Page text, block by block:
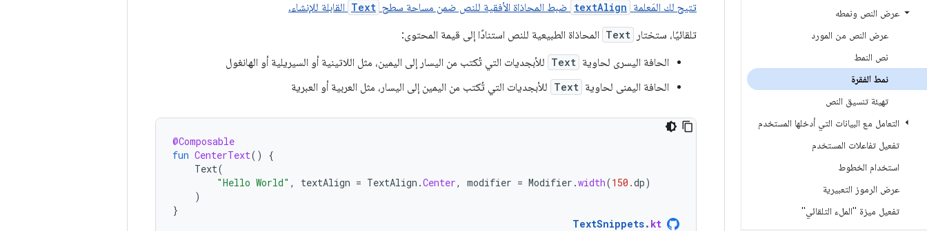
عرض النص ونمطه
عرض النص من المورد
نص النمط
نمط الفقرة
تهيئة تنسيق النص
التعامل مع البيانات التي أدخلها المستخدم
تفعيل تفاعلات المستخدم
استخدام الخطوط
عرض الرموز التعبيرية
تفعيل ميزة "الملء التلقائي"
تتيح لك المَعلمة textAlign ضبط المحاذاة الأفقية للنص ضمن مساحة سطح Text القابلة للإنشاء.
تلقائيًا، ستختار
Text المحاذاة الطبيعية للنص استنادًا إلى قيمة المحتوى:
الحافة اليسرى لحاوية Text للأبجديات التي تُكتب من اليسار إلى اليمين، مثل اللاتينية أو السيريلية أو الهانغول
الحافة اليمنى لحاوية Text للأبجديات التي تُكتب من اليمين إلى اليسار، مثل العربية أو العبرية
@Composable
fun CenterText()
{
Text(
"Hello World" , textAlign = TextAlign .Center, modifier = Modifier .width(150.dp)
)
}
TextSnippets. kt